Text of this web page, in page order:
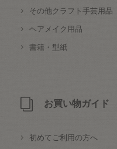
その他クラフト手芸用品
ヘアメイク用品
書籍・型紙
お買い物ガイド
初めてご利用の方へ